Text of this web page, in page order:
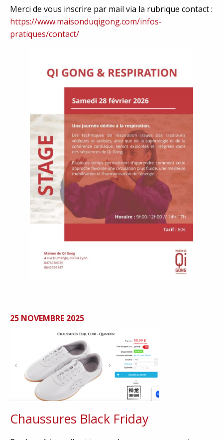
Merci de vous inscrire par mail via la rubrique contact :
https://www.maisonduqigong.com/infos-
pratiques/contact/
25 NOVEMBRE 2025
Chaussures Black Friday